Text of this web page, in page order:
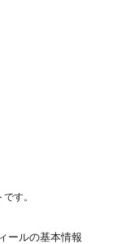
す。
ールの基本情報